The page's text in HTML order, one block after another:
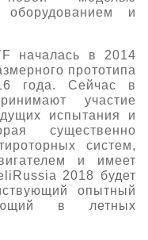
оборудованием и
началась в 2014
прототипа
года. Сейчас в
участие
испытания и
существенно
систем,
и имеет
2018 будет
опытный
в летных